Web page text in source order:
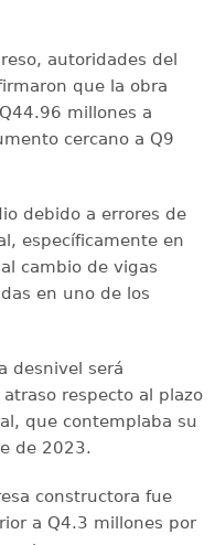
autoridades del
que la obra
millones a
cercano a Q9
debido a errores de
específicamente en
cambio de vigas
en uno de los
desnivel será
respecto al plazo
que contemplaba su
de 2023.
constructora fue
a Q4.3 millones por